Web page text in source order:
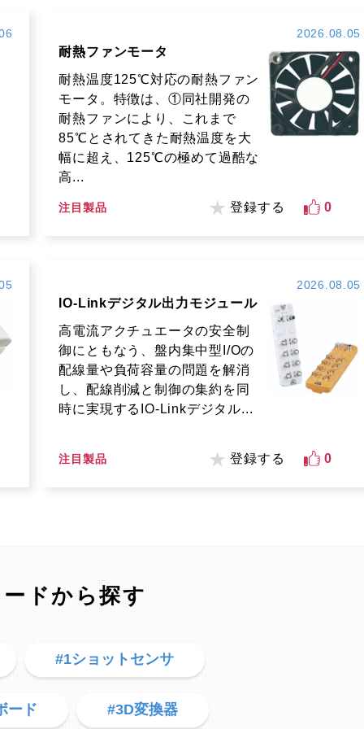
2026.08.05
耐熱ファンモータ
耐熱温度125℃対応の耐熱ファン
モータ。特徴は、①同社開発の
耐熱ファンにより、これまで
85℃とされてきた耐熱温度を大
幅に超え、125℃の極めて過酷な
高...
注目製品 登録する 0
2026.08.05
IO-Linkデジタル出力モジュール
高電流アクチュエータの安全制
御にともなう、盤内集中型I/Oの
配線量や負荷容量の問題を解消
し、配線削減と制御の集約を同
時に実現するIO-Linkデジタル...
注目製品 登録する 0
ドから探す
#1ショットセンサ
ード #3D変換器